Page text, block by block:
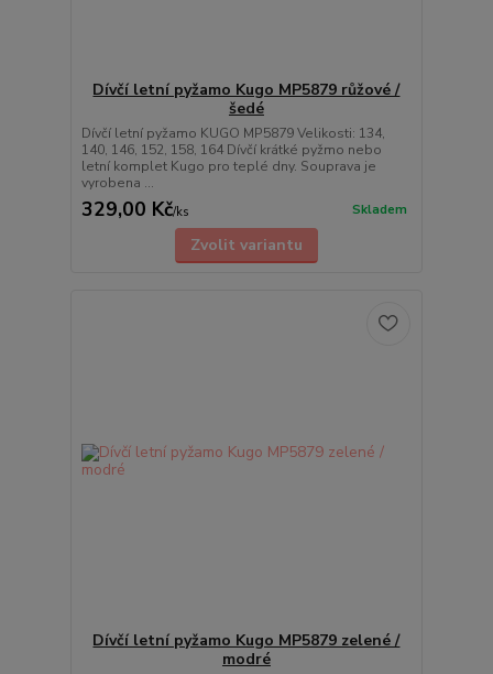
Dívčí letní pyžamo Kugo MP5879 růžové /
šedé
Dívčí letní pyžamo KUGO MP5879 Velikosti: 134,
140, 146, 152, 158, 164 Dívčí krátké pyžmo nebo
letní komplet Kugo pro teplé dny. Souprava je
vyrobena ...
329,00 Kč/ks Skladem
Zvolit variantu
Dívčí letní pyžamo Kugo MP5879 zelené /
modré